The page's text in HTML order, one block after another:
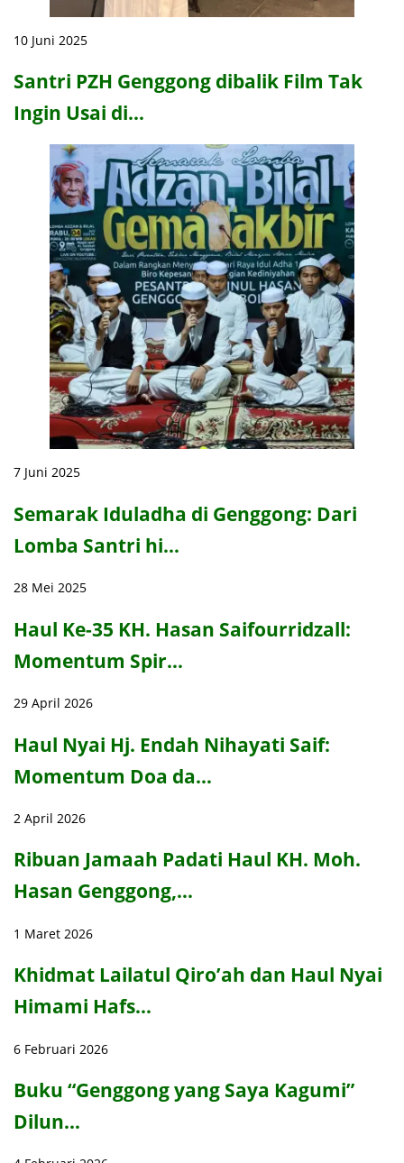
10 Juni 2025
Santri PZH Genggong dibalik Film Tak
Ingin Usai di…
7 Juni 2025
Semarak Iduladha di Genggong: Dari
Lomba Santri hi…
28 Mei 2025
Haul Ke-35 KH. Hasan Saifourridzall:
Momentum Spir…
29 April 2026
Haul Nyai Hj. Endah Nihayati Saif:
Momentum Doa da…
2 April 2026
Ribuan Jamaah Padati Haul KH. Moh.
Hasan Genggong,…
1 Maret 2026
Khidmat Lailatul Qiro’ah dan Haul Nyai
Himami Hafs…
6 Februari 2026
Buku “Genggong yang Saya Kagumi”
Dilun…